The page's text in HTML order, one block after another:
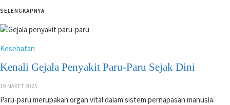
SELENGKAPNYA
Kesehatan
Kenali Gejala Penyakit Paru-Paru Sejak Dini
19 MARET 2025
Paru-paru merupakan organ vital dalam sistem pernapasan manusia.